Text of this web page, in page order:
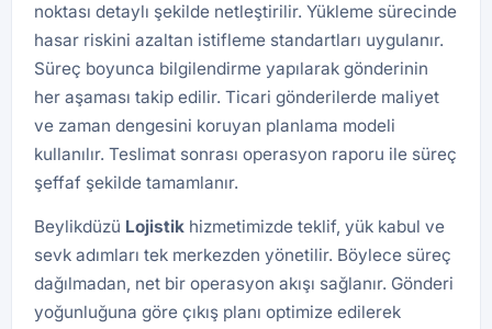
noktası detaylı şekilde netleştirilir. Yükleme sürecinde
hasar riskini azaltan istifleme standartları uygulanır.
Süreç boyunca bilgilendirme yapılarak gönderinin
her aşaması takip edilir. Ticari gönderilerde maliyet
ve zaman dengesini koruyan planlama modeli
kullanılır. Teslimat sonrası operasyon raporu ile süreç
şeffaf şekilde tamamlanır.
Beylikdüzü Lojistik hizmetimizde teklif, yük kabul ve
sevk adımları tek merkezden yönetilir. Böylece süreç
dağılmadan, net bir operasyon akışı sağlanır. Gönderi
yoğunluğuna göre çıkış planı optimize edilerek